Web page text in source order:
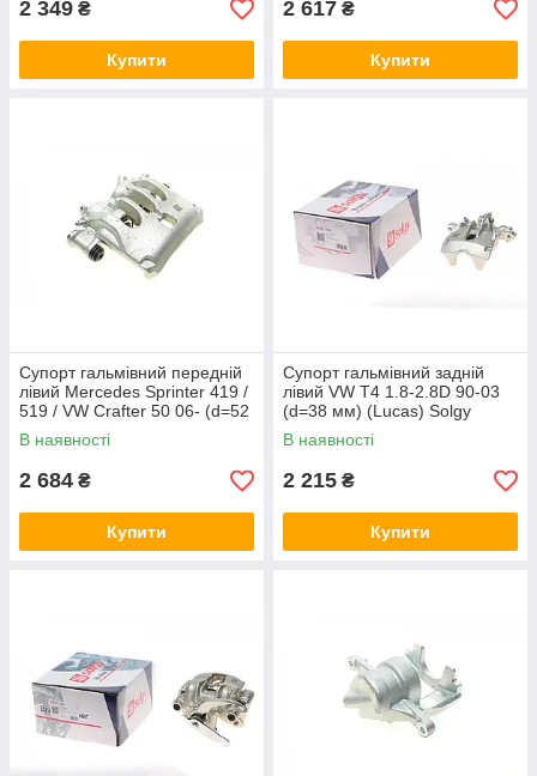
2 349 ₴
Купити
2 617 ₴
Купити
Супорт гальмівний передній
лівий Mercedes Sprinter 419 /
519 / VW Crafter 50 06- (d=52
мм) Solgy 223050
В наявності
2 684 ₴
Купити
Супорт гальмівний задній
лівий VW T4 1.8-2.8D 90-03
(d=38 мм) (Lucas) Solgy
223040
В наявності
2 215 ₴
Купити